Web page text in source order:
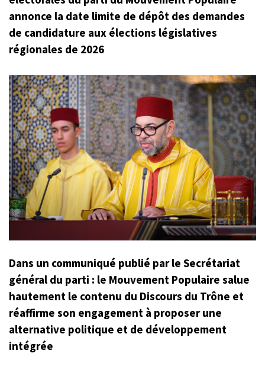
annonce la date limite de dépôt des demandes
de candidature aux élections législatives
régionales de 2026
Dans un communiqué publié par le Secrétariat
général du parti : le Mouvement Populaire salue
hautement le contenu du Discours du Trône et
réaffirme son engagement à proposer une
alternative politique et de développement
intégrée